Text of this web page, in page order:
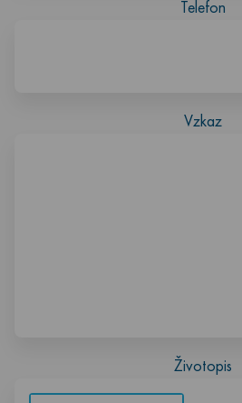
Telefon
Vzkaz
Životopis